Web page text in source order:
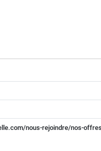
nous-rejoindre/nos-